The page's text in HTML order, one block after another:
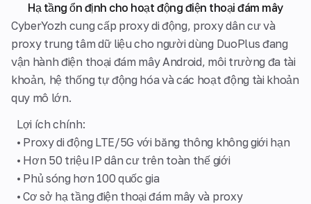
Hạ tầng ổn định cho hoạt động điện thoại đám mây
CyberYozh cung cấp proxy di động, proxy dân cư và
proxy trung tâm dữ liệu cho người dùng DuoPlus đang
vận hành điện thoại đám mây Android, môi trường đa tài
khoản, hệ thống tự động hóa và các hoạt động tài khoản
quy mô lớn.
Lợi ích chính:
• Proxy di động LTE/5G với băng thông không giới hạn
• Hơn 50 triệu IP dân cư trên toàn thế giới
• Phủ sóng hơn 100 quốc gia
• Cơ sở hạ tầng điện thoại đám mây và proxy